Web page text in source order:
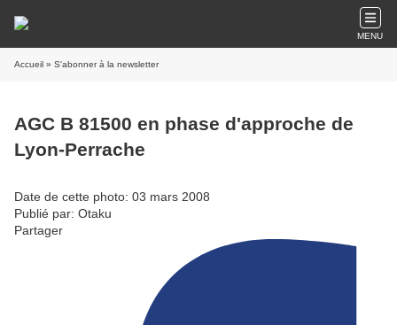
MENU
Accueil » S'abonner à la newsletter
AGC B 81500 en phase d'approche de
Lyon-Perrache
Date de cette photo: 03 mars 2008
Publié par: Otaku
Partager